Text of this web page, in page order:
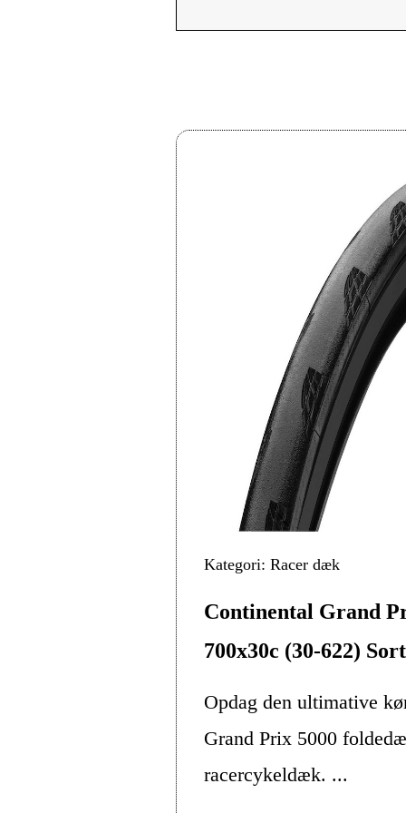
Kategori: Racer dæk
Continental Grand
700x30c (30-622) Sort
Opdag den ultimative
Grand Prix 5000
racercykeldæk. ...